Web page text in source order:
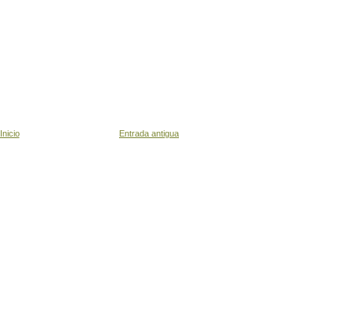
Entrada antigua
Inicio